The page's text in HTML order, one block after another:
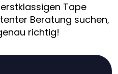
Tape
Beratung suchen,
richtig!